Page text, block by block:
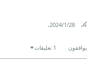
28‏/1‏/2024
.
يوافقون 1 تعليقات